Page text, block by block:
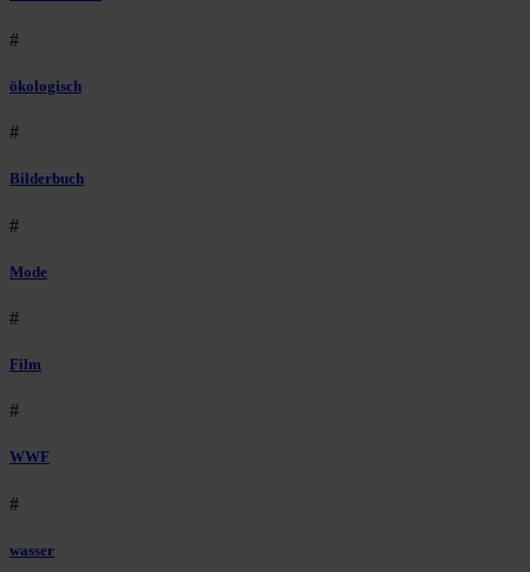
#
ökologisch
#
Bilderbuch
#
Mode
#
Film
#
WWF
#
wasser